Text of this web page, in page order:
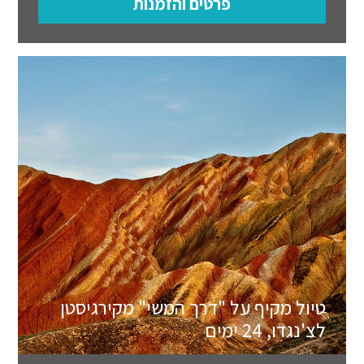
טיול מקיף על "דרך המשי" מקירגיסטן
לצ'נגדו, 24 ימים